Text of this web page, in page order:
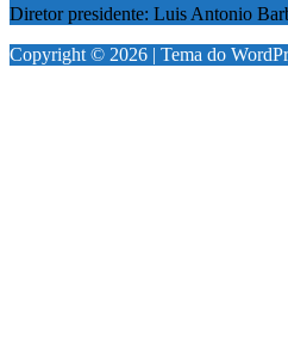
Diretor presidente: Luis Antonio
Copyright © 2026 | Tema do